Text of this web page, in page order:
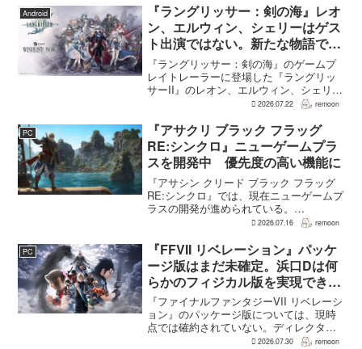
ユーザーレビューは5,710件に達し、う...
Android
『ラングリッサー：剣の海』レオ
ン、エルウィン、シェリーはゲス
ト出演ではない。新たな物語で重
要な役割を担う
『ラングリッサー：剣の海』のゲームプ
レイトレーラーに登場した『ラングリッ
サーII』のレオン、エルウィン、シェリー
は、単なるファンサービスやゲスト出演
を担う。ファミ通のメールインタビュー
で本作のプロデューサ...
2026.07.22 remoon
PC
『アサクリ ブラック フラッグ
RE:シンクロ』ニューゲームプラ
スを開発中 優先度の高い機能に
『アサシン クリード ブラック フラッグ
RE:シンクロ』では、現在ニューゲームプ
ラスの開発が進められている。
GamesRadar+によると、ゲームディレク
JorRaptor氏による...
2026.07.16 remoon
PC
『FFVII リベレーション』パッケ
ージ版はまだ未確定。浜口Dは何
らかのフィジカル版を実現できる
よう調整中
『ファイナルファンタジーVII リベレーシ
ョン』のパッケージ版については、現時
点では確約されていない。ディレクター
の浜口直樹氏によると、具体的な商品ラ
2026.07.30 remoon